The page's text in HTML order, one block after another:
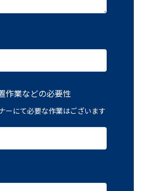
作業などの必要性
ーにて必要な作業はございます